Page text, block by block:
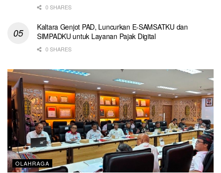
0 SHARES
Kaltara Genjot PAD, Luncurkan E-SAMSATKU dan
SIMPADKU untuk Layanan Pajak Digital
0 SHARES
OLAHRAGA